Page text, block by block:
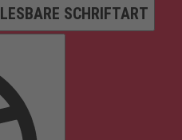
LESBARE SCHRIFTART